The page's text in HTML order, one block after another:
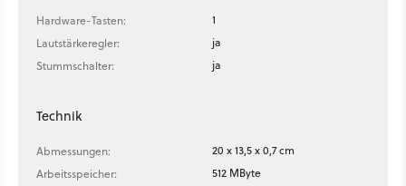
Hardware-Tasten:
1
Lautstärkeregler:
ja
Stummschalter:
ja
Technik
Abmessungen:
20 x 13,5 x 0,7 cm
Arbeitsspeicher:
512 MByte